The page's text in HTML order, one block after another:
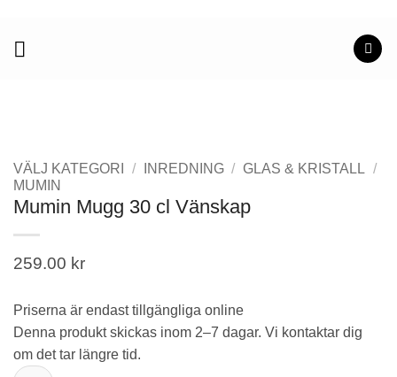
content
VÄLJ KATEGORI / INREDNING / GLAS & KRISTALL /
MUMIN
Mumin Mugg 30 cl Vänskap
259.00 kr
Priserna är endast tillgängliga online
Denna produkt skickas inom 2–7 dagar. Vi kontaktar dig
om det tar längre tid.